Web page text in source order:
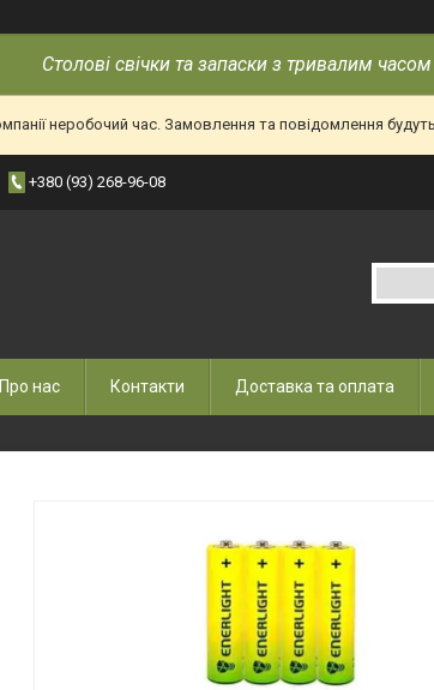
Столові свічки та запаски з тривалим часом
неробочий час. Замовлення та повідомлення
+380 (93) 268-96-08
Про нас Контакти Доставка та оплата